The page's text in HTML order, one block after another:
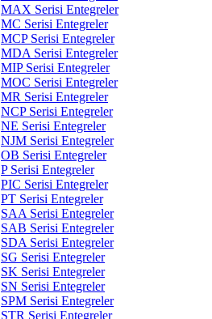
MAX Serisi Entegreler
MC Serisi Entegreler
MCP Serisi Entegreler
MDA Serisi Entegreler
MIP Serisi Entegreler
MOC Serisi Entegreler
MR Serisi Entegreler
NCP Serisi Entegreler
NE Serisi Entegreler
NJM Serisi Entegreler
OB Serisi Entegreler
P Serisi Entegreler
PIC Serisi Entegreler
PT Serisi Entegreler
SAA Serisi Entegreler
SAB Serisi Entegreler
SDA Serisi Entegreler
SG Serisi Entegreler
SK Serisi Entegreler
SN Serisi Entegreler
SPM Serisi Entegreler
STR Serisi Entegreler